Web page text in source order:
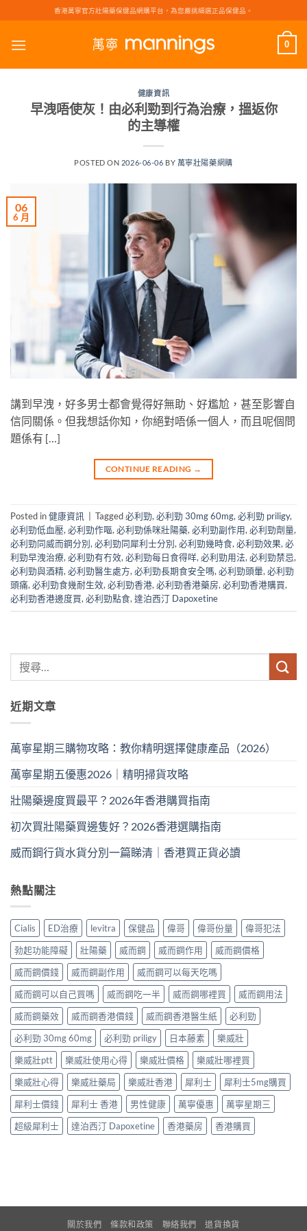
to
content
香港萬寧官方壯陽藥保健品網購平台，為您嚴挑細選正品保健品。
0
健康資訊
早洩唔使灰！由必利勁到行為治療，搵返你
的主導權
POSTED ON 2026-06-06 BY 萬寧壯陽藥網購
06
6 月
講到早洩，好多男士都會覺得好無助、好尷尬，甚至影響自
信同關係。但我想話你知，你絕對唔係一個人，而且呢個問
題係有 […]
CONTINUE READING →
Posted in健康資訊 Tagged必利勁,必利勁 30mg 60mg,必利勁 priligy,
必利勁低血壓,必利勁作嘔,必利勁係咪壯陽藥,必利勁副作用,必利勁劑量,
必利勁同威而鋼分別,必利勁同犀利士分別,必利勁幾時食,必利勁效果,必
利勁早洩治療,必利勁有冇效,必利勁每日食得咩,必利勁用法,必利勁禁忌,
必利勁與酒精,必利勁醫生處方,必利勁長期食安全嗎,必利勁頭暈,必利勁
頭痛,必利勁食幾耐生效,必利勁香港,必利勁香港藥房,必利勁香港購買,
必利勁香港邊度買,必利勁點食,達泊西汀 Dapoxetine
近期文章
萬寧星期三購物攻略：教你精明選擇健康產品（2026）
萬寧星期五優惠2026｜精明掃貨攻略
壯陽藥邊度買最平？2026年香港購買指南
初次買壯陽藥買邊隻好？2026香港選購指南
威而鋼行貨水貨分別一篇睇清｜香港買正貨必讀
熱點關注
Cialis ED治療 levitra 保健品 偉哥 偉哥份量
偉哥犯法
勃起功能障礙
壯陽藥 威而鋼 威而鋼作用
威而鋼價格
威而鋼價錢
威而鋼副作用
威而鋼可以每天吃嗎
威而鋼可以自己買嗎
威而鋼吃一半 威而鋼哪裡買
威而鋼用法
威而鋼藥效
威而鋼香港價錢 威而鋼香港醫生紙
必利勁
必利勁 30mg 60mg
必利勁 priligy 日本藤素
樂威壯
樂威壯ptt
樂威壯使用心得 樂威壯價格
樂威壯哪裡買
樂威壯心得
樂威壯藥局 樂威壯香港 犀利士
犀利士5mg購買
犀利士價錢
犀利士 香港 男性健康 萬寧優惠
萬寧星期三
超級犀利士
達泊西汀 Dapoxetine 香港藥房 香港購買
關於我們 條款和政策 聯絡我們 退貨換貨